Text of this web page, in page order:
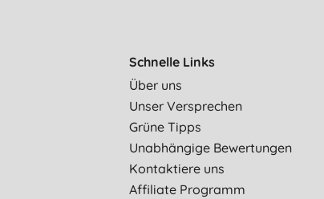
Schnelle Links
Über uns
Unser Versprechen
Grüne Tipps
Unabhängige Bewertungen
Kontaktiere uns
Affiliate Programm